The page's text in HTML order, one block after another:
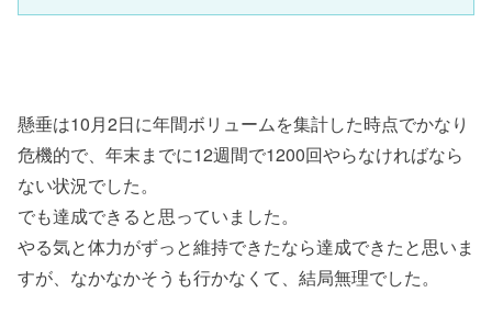
懸垂は10月2日に年間ボリュームを集計した時点でかなり
危機的で、年末までに12週間で1200回やらなければなら
ない状況でした。
でも達成できると思っていました。
やる気と体力がずっと維持できたなら達成できたと思いま
すが、なかなかそうも行かなくて、結局無理でした。